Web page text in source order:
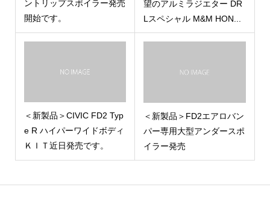
ントリップスポイラー発売
開始です。
望のアルミラジエター DR
Lスペシャル M&M HON...
＜新製品＞CIVIC FD2 Typ
e R ハイパーワイドボディ
ＫＩＴ近日発売です。
＜新製品＞FD2エアロバン
パー専用大型アンダースポ
イラー発売